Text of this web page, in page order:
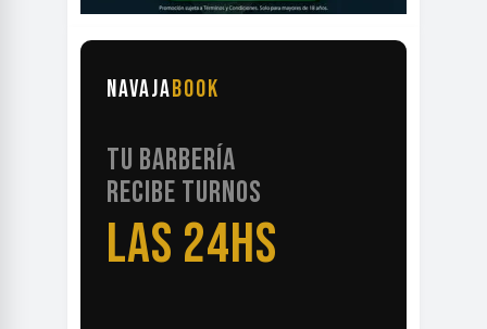
NAVAJABOOK
TU BARBERÍA
RECIBE TURNOS
LAS 24HS